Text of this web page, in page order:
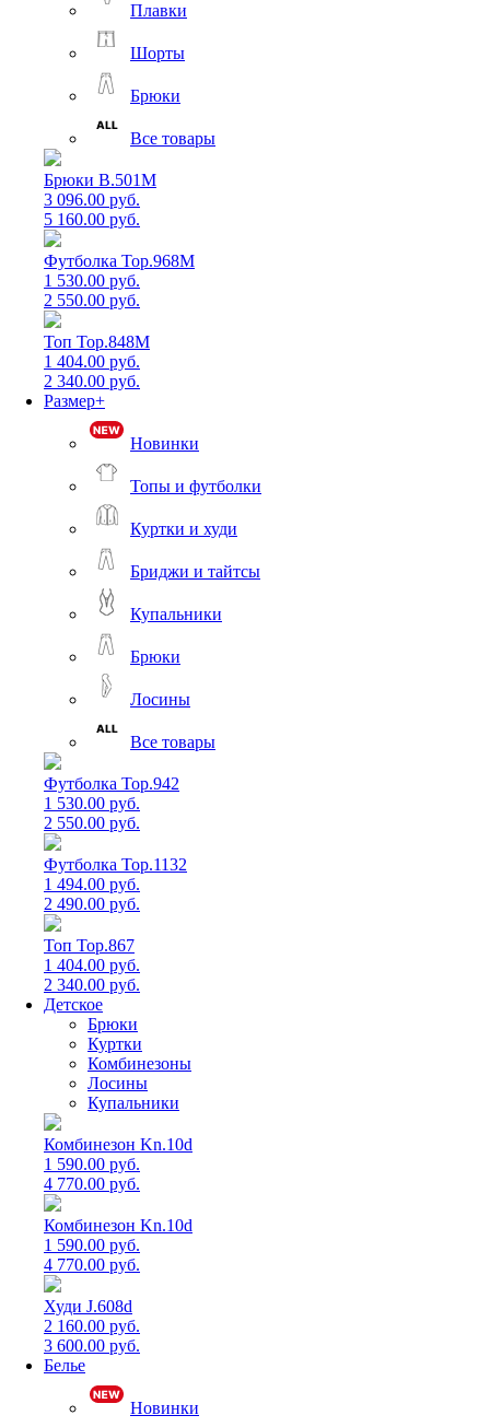
Плавки
Шорты
Брюки
Все товары
Брюки B.501M
3 096.00 руб.
5 160.00 руб.
Футболка Top.968M
1 530.00 руб.
2 550.00 руб.
Топ Top.848M
1 404.00 руб.
2 340.00 руб.
Размер+
Новинки
Топы и футболки
Куртки и худи
Бриджи и тайтсы
Купальники
Брюки
Лосины
Все товары
Футболка Top.942
1 530.00 руб.
2 550.00 руб.
Футболка Top.1132
1 494.00 руб.
2 490.00 руб.
Топ Top.867
1 404.00 руб.
2 340.00 руб.
Детское
Брюки
Куртки
Комбинезоны
Лосины
Купальники
Комбинезон Kn.10d
1 590.00 руб.
4 770.00 руб.
Комбинезон Kn.10d
1 590.00 руб.
4 770.00 руб.
Худи J.608d
2 160.00 руб.
3 600.00 руб.
Белье
Новинки